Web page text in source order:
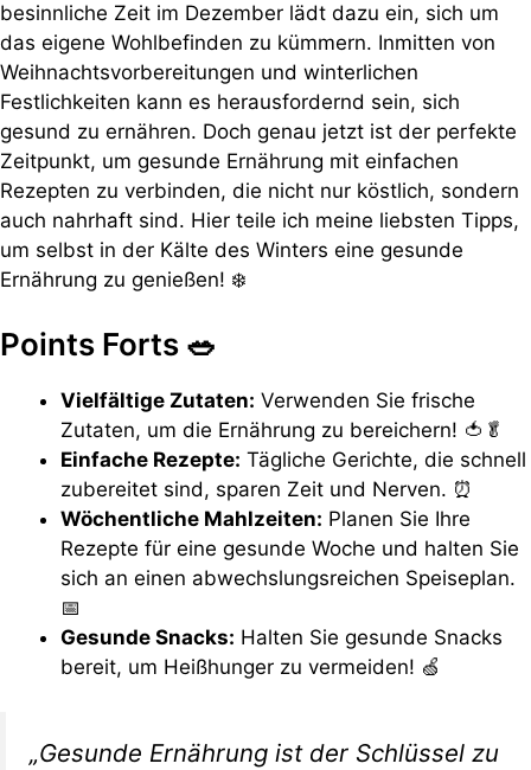
besinnliche Zeit im Dezember lädt dazu ein, sich um
das eigene Wohlbefinden zu kümmern. Inmitten von
Weihnachtsvorbereitungen und winterlichen
Festlichkeiten kann es herausfordernd sein, sich
gesund zu ernähren. Doch genau jetzt ist der perfekte
Zeitpunkt, um gesunde Ernährung mit einfachen
Rezepten zu verbinden, die nicht nur köstlich, sondern
auch nahrhaft sind. Hier teile ich meine liebsten Tipps,
um selbst in der Kälte des Winters eine gesunde
Ernährung zu genießen! ❄️
Points Forts 🥗
Vielfältige Zutaten: Verwenden Sie frische
Zutaten, um die Ernährung zu bereichern! 🍅🥬
Einfache Rezepte: Tägliche Gerichte, die schnell
zubereitet sind, sparen Zeit und Nerven. ⏰
Wöchentliche Mahlzeiten: Planen Sie Ihre
Rezepte für eine gesunde Woche und halten Sie
sich an einen abwechslungsreichen Speiseplan.
📅
Gesunde Snacks: Halten Sie gesunde Snacks
bereit, um Heißhunger zu vermeiden! 🍏
„Gesunde Ernährung ist der Schlüssel zu